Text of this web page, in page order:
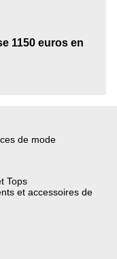
1150 euros en
de mode
Tops
et accessoires de